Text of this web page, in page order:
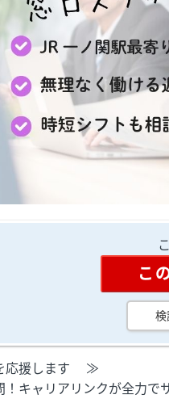
こ
検
応援します ≫
！キャリアリンクが全力で